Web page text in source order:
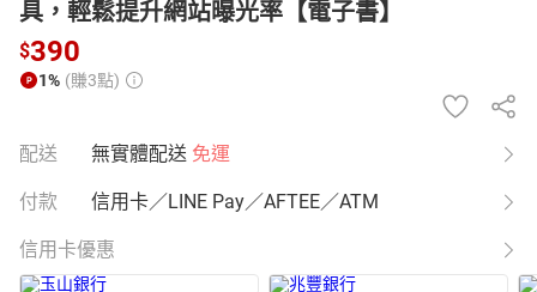
具，輕鬆提升網站曝光率【電子書】
$390
1% (賺3點)
配送 無實體配送 免運
付款 信用卡／LINE Pay／AFTEE／ATM
信用卡優惠